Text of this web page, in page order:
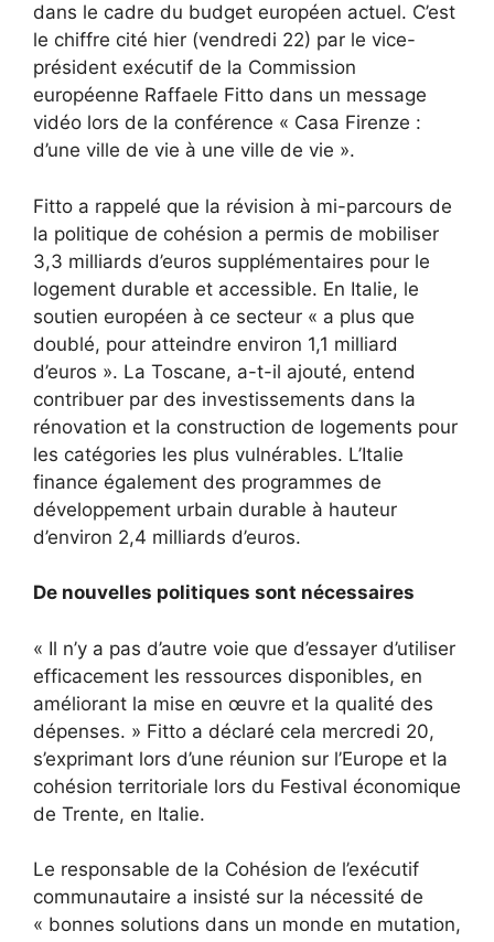
dans le cadre du budget européen actuel. C’est
le chiffre cité hier (vendredi 22) par le vice-
président exécutif de la Commission
européenne Raffaele Fitto dans un message
vidéo lors de la conférence « Casa Firenze :
d’une ville de vie à une ville de vie ».
Fitto a rappelé que la révision à mi-parcours de
la politique de cohésion a permis de mobiliser
3,3 milliards d’euros supplémentaires pour le
logement durable et accessible. En Italie, le
soutien européen à ce secteur « a plus que
doublé, pour atteindre environ 1,1 milliard
d’euros ». La Toscane, a-t-il ajouté, entend
contribuer par des investissements dans la
rénovation et la construction de logements pour
les catégories les plus vulnérables. L’Italie
finance également des programmes de
développement urbain durable à hauteur
d’environ 2,4 milliards d’euros.
De nouvelles politiques sont nécessaires
« Il n’y a pas d’autre voie que d’essayer d’utiliser
efficacement les ressources disponibles, en
améliorant la mise en œuvre et la qualité des
dépenses. » Fitto a déclaré cela mercredi 20,
s’exprimant lors d’une réunion sur l’Europe et la
cohésion territoriale lors du Festival économique
de Trente, en Italie.
Le responsable de la Cohésion de l’exécutif
communautaire a insisté sur la nécessité de
« bonnes solutions dans un monde en mutation,